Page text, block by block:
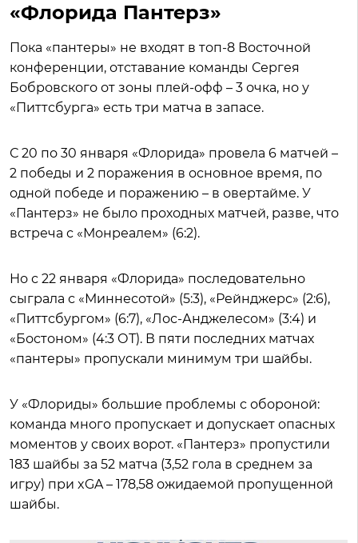
«Флорида Пантерз»
Пока «пантеры» не входят в топ-8 Восточной
конференции, отставание команды Сергея
Бобровского от зоны плей-офф – 3 очка, но у
«Питтсбурга» есть три матча в запасе.
С 20 по 30 января «Флорида» провела 6 матчей –
2 победы и 2 поражения в основное время, по
одной победе и поражению – в овертайме. У
«Пантерз» не было проходных матчей, разве, что
встреча с «Монреалем» (6:2).
Но с 22 января «Флорида» последовательно
сыграла с «Миннесотой» (5:3), «Рейнджерс» (2:6),
«Питтсбургом» (6:7), «Лос-Анджелесом» (3:4) и
«Бостоном» (4:3 ОТ). В пяти последних матчах
«пантеры» пропускали минимум три шайбы.
У «Флориды» большие проблемы с обороной:
команда много пропускает и допускает опасных
моментов у своих ворот. «Пантерз» пропустили
183 шайбы за 52 матча (3,52 гола в среднем за
игру) при xGA – 178,58 ожидаемой пропущенной
шайбы.